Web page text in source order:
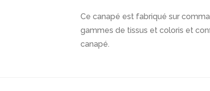
Ce canapé est fabriqué sur
gammes de tissus et coloris et
canapé.